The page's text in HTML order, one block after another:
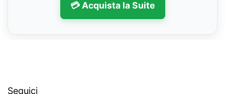
💳 Acquista la Suite
Seguici